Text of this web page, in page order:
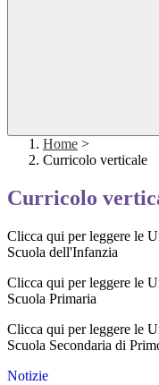
Home >
Curricolo verticale
Curricolo
Clicca qui per leggere le
Scuola dell'Infanzia
Clicca qui per leggere le
Scuola Primaria
Clicca qui per leggere le
Scuola Secondaria di
Notizie